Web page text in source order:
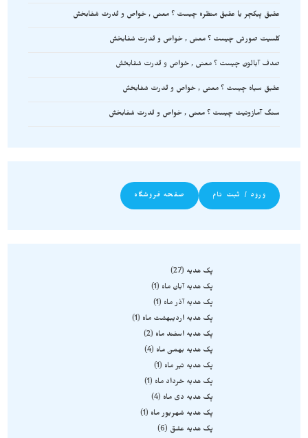
عقیق پیکچر یا عقیق منظره چیست ؟ معنی , خواص و قدرت شفابخش
کلسیت صورتی چیست ؟ معنی , خواص و قدرت شفابخش
صدف آبالون چیست ؟ معنی , خواص و قدرت شفابخش
عقیق سیاه چیست ؟ معنی , خواص و قدرت شفابخش
سنگ آمازونیت چیست ؟ معنی , خواص و قدرت شفابخش
ورود / ثبت نام صفحه فروشگاه
پک هدیه
27
پک هدیه آبان ماه
1
پک هدیه آذر ماه
1
پک هدیه اردیبهشت ماه
1
پک هدیه اسفند ماه
2
پک هدیه بهمن ماه
4
پک هدیه تیر ماه
1
پک هدیه خرداد ماه
1
پک هدیه دی ماه
4
پک هدیه شهریور ماه
1
پک هدیه عشق
6